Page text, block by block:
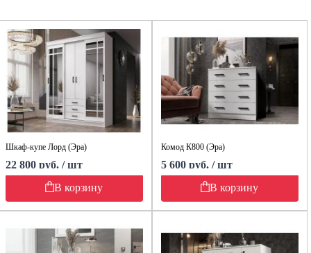
Шкаф-купе Лорд (Эра)
22 800 руб. / шт
В корзину
Комод К800 (Эра)
5 600 руб. / шт
В корзину